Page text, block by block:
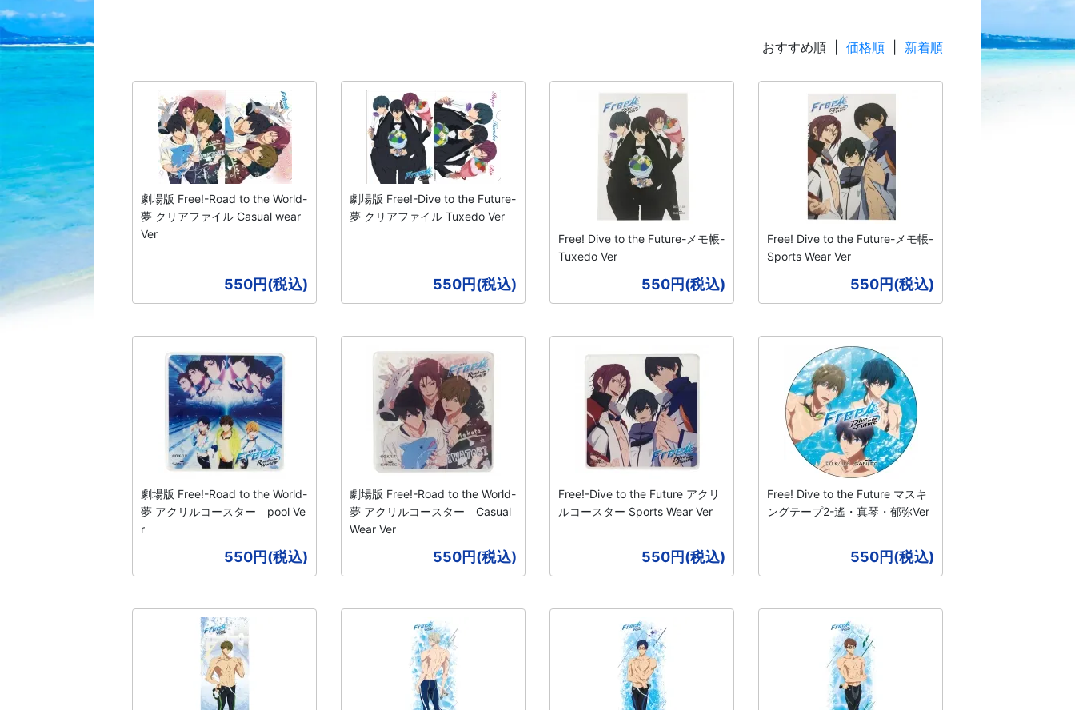
おすすめ順 | 価格順 新着順
劇場版 Free!-Road to the World-
夢 クリアファイル Casual wear
Ver
550円(税込)
劇場版 Free!-Dive to the Future-
夢 クリアファイル Tuxedo Ver
550円(税込)
Free! Dive to the Future-メモ帳-
Tuxedo Ver
550円(税込)
Free! Dive to the Future-メモ帳-
Sports Wear Ver
550円(税込)
劇場版 Free!-Road to the World-
夢 アクリルコースター pool Ve
r
550円(税込)
劇場版 Free!-Road to the World-
夢 アクリルコースター Casual
Wear Ver
550円(税込)
Free!-Dive to the Future アクリ
ルコースター Sports Wear Ver
550円(税込)
Free! Dive to the Future マスキ
ングテープ2-遙・真琴・郁弥Ver
550円(税込)